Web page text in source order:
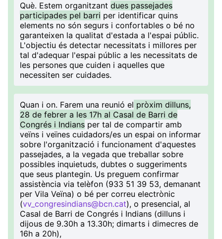
Què. Estem organitzant dues passejades
participades pel barri per identificar quins
elements no són segurs i confortables o bé no
garanteixen la qualitat d'estada a l'espai públic.
L'objectiu és detectar necessitats i millores per
tal d'adequar l'espai públic a les necessitats de
les persones que cuiden i aquelles que
necessiten ser cuidades.
Quan i on. Farem una reunió el pròxim dilluns,
28 de febrer a les 17h al Casal de Barri de
Congrés i Indians per tal de compartir amb
veïns i veïnes cuidadors/es un espai on informar
sobre l'organització i funcionament d'aquestes
passejades, a la vegada que treballar sobre
possibles inquietuds, dubtes o suggeriments
que seus plantegin. Us preguem confirmar
assistència via telèfon (933 51 39 53, demanant
per Vila Veïna) o bé per correu electrònic
(vv_congresindians@bcn.cat), o presencial, al
Casal de Barri de Congrés i Indians (dilluns i
dijous de 9.30h a 13.30h; dimarts i dimecres de
16h a 20h),